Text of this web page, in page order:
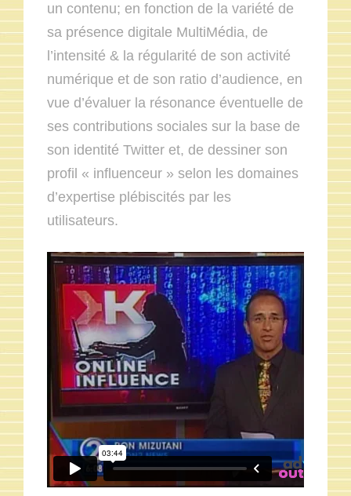
un contenu; en fonction de la variété de
sa présence digitale MultiMédia, de
l’intensité & la régularité de son activité
numérique et de son ratio d’audience, en
vue d’évaluer la résonance éventuelle de
ses contributions sociales sur la base de
son identité Twitter et, de dessiner son
profil « influenceur » selon les domaines
d’expertise plébiscités par les
utilisateurs.